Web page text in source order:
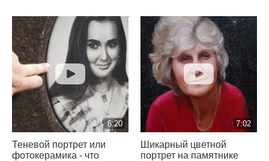
6:20
Теневой портрет или
фотокерамика - что
7:02
Шикарный цветной
портрет на памятнике